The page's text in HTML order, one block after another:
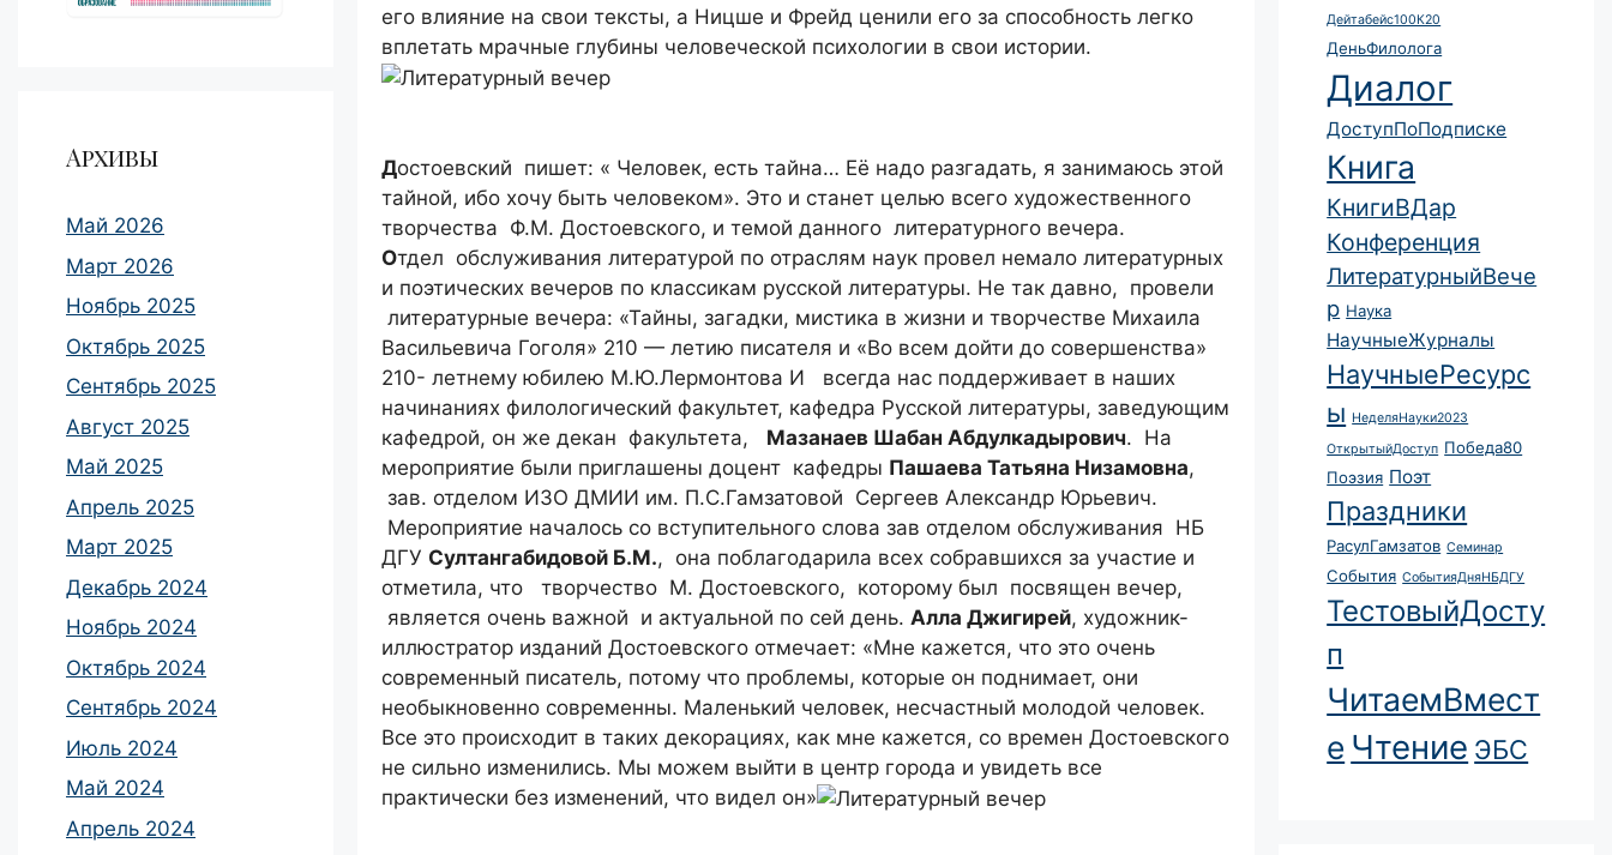
его влияние на свои тексты, а Ницше и Фрейд ценили его за способность легко
вплетать мрачные глубины человеческой психологии в свои истории.
Достоевский пишет: « Человек, есть тайна… Её надо разгадать, я занимаюсь этой
тайной, ибо хочу быть человеком». Это и станет целью всего художественного
творчества Ф.М. Достоевского, и темой данного литературного вечера.
Отдел обслуживания литературой по отраслям наук провел немало литературных
и поэтических вечеров по классикам русской литературы. Не так давно, провели
литературные вечера: «Тайны, загадки, мистика в жизни и творчестве Михаила
Васильевича Гоголя» 210 — летию писателя и «Во всем дойти до совершенства»
210- летнему юбилею М.Ю.Лермонтова И всегда нас поддерживает в наших
начинаниях филологический факультет, кафедра Русской литературы, заведующим
кафедрой, он же декан факультета, Мазанаев Шабан Абдулкадырович. На
мероприятие были приглашены доцент кафедры Пашаева Татьяна Низамовна,
зав. отделом ИЗО ДМИИ им. П.С.Гамзатовой Сергеев Александр Юрьевич.
Мероприятие началось со вступительного слова зав отделом обслуживания НБ
ДГУ Султангабидовой Б.М., она поблагодарила всех собравшихся за участие и
отметила, что творчество М. Достоевского, которому был посвящен вечер,
является очень важной и актуальной по сей день. Алла Джигирей, художник-
иллюстратор изданий Достоевского отмечает: «Мне кажется, что это очень
современный писатель, потому что проблемы, которые он поднимает, они
необыкновенно современны. Маленький человек, несчастный молодой человек.
Все это происходит в таких декорациях, как мне кажется, со времен Достоевского
не сильно изменились. Мы можем выйти в центр города и увидеть все
практически без изменений, что видел он»
Архивы
Май 2026
Март 2026
Ноябрь 2025
Октябрь 2025
Сентябрь 2025
Август 2025
Май 2025
Апрель 2025
Март 2025
Декабрь 2024
Ноябрь 2024
Октябрь 2024
Сентябрь 2024
Июль 2024
Май 2024
Апрель 2024
Дейтабейс100К20
ДеньФилолога
Диалог
ДоступПоПодписке
Книга
КнигиВДар
Конференция
ЛитературныйВече
р Наука
НаучныеЖурналы
НаучныеРесурс
ы НеделяНауки2023
ОткрытыйДоступ Победа80
Поэзия Поэт
Праздники
РасулГамзатов Семинар
События СобытияДняНБДГУ
ТестовыйДосту
п
ЧитаемВмест
е Чтение ЭБС